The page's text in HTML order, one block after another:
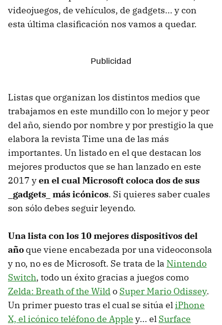
videojuegos, de vehículos, de gadgets... y con
esta última clasificación nos vamos a quedar.
Listas que organizan los distintos medios que
trabajamos en este mundillo con lo mejor y peor
del año, siendo por nombre y por prestigio la que
elabora la revista Time una de las más
importantes. Un listado en el que destacan los
mejores productos que se han lanzado en este
2017 yen el cual Microsoft coloca dos de sus
_gadgets_ más icónicos. Si quieres saber cuales
son sólo debes seguir leyendo.
Una lista con los 10 mejores dispositivos del
año que viene encabezada por una videoconsola
y no, no es de Microsoft. Se trata de la Nintendo
Switch, todo un éxito gracias a juegos como
Zelda: Breath of the Wildo Super Mario Odissey.
Un primer puesto tras el cual se sitúa el iPhone
X, el icónico teléfono de Apple y... el Surface